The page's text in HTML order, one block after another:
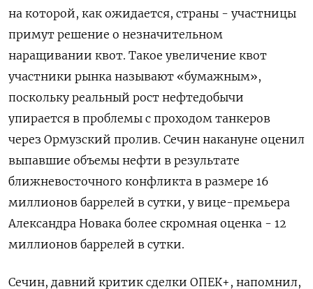
на которой, как ожидается, страны - участницы
‌примут решение о незначительном
наращивании квот. Такое увеличение квот
участники рынка называют «бумажным»,
поскольку реальный рост нефтедобычи
упирается в проблемы с проходом танкеров
через Ормузский пролив. Сечин накануне оценил
выпавшие объемы нефти в результате
ближневосточного конфликта в размере 16
миллионов баррелей в сутки, у вице-премьера
Александра Новака более скромная ​оценка - 12
миллионов баррелей в сутки.
Сечин, давний критик ​сделки ОПЕК+, напомнил,